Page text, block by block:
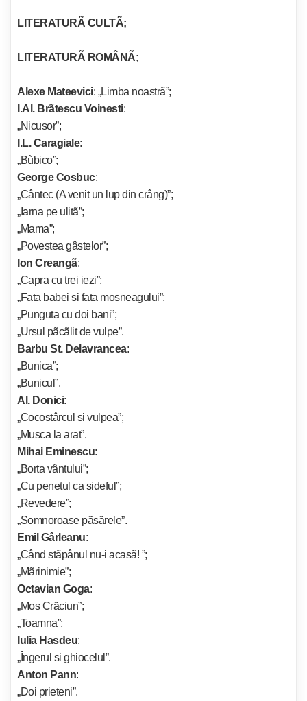
LITERATURÃ CULTÃ;
LITERATURÃ ROMÂNÃ;
Alexe Mateevici: „Limba noastrã”;
I.Al. Brãtescu Voinesti:
„Nicusor”;
I.L. Caragiale:
„Bùbico”;
George Cosbuc:
„Cântec (A venit un lup din crâng)”;
„Iarna pe ulitã”;
„Mama”;
„Povestea gâstelor”;
Ion Creangã:
„Capra cu trei iezi”;
„Fata babei si fata mosneagului”;
„Punguta cu doi bani”;
„Ursul pãcãlit de vulpe”.
Barbu St. Delavrancea:
„Bunica”;
„Bunicul”.
Al. Donici:
„Cocostârcul si vulpea”;
„Musca la arat”.
Mihai Eminescu:
„Borta vântului”;
„Cu penetul ca sideful”;
„Revedere”;
„Somnoroase pãsãrele”.
Emil Gârleanu:
„Când stãpânul nu-i acasã! ”;
„Mãrinimie”;
Octavian Goga:
„Mos Crãciun”;
„Toamna”;
Iulia Hasdeu:
„Îngerul si ghiocelul”.
Anton Pann:
„Doi prieteni”.